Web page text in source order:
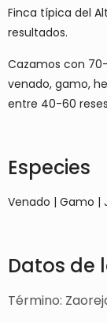
Finca típica del
resultados.
Cazamos con
venado, gamo,
entre 40-60
Especies
Venado | Gamo |
Datos de
Término: